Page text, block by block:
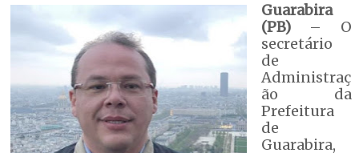
Guarabira
(PB)– O
secretário
de
Administraç
ão da
Prefeitura
de
Guarabira,